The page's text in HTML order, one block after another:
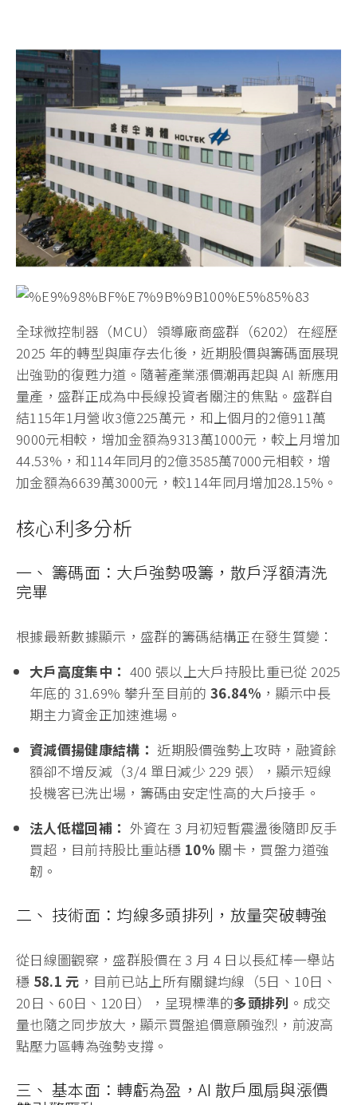
全球微控制器（MCU）領導廠商盛群（6202）在經歷
2025 年的轉型與庫存去化後，近期股價與籌碼面展現
出強勁的復甦力道。隨著產業漲價潮再起與 AI 新應用
量產，盛群正成為中長線投資者關注的焦點。盛群自
結115年1月營收3億225萬元，和上個月的2億911萬
9000元相較，增加金額為9313萬1000元，較上月增加
44.53%，和114年同月的2億3585萬7000元相較，增
加金額為6639萬3000元，較114年同月增加28.15%。
核心利多分析
一、 籌碼面：大戶強勢吸籌，散戶浮額清洗
完畢
根據最新數據顯示，盛群的籌碼結構正在發生質變：
大戶高度集中： 400 張以上大戶持股比重已從 2025
年底的 31.69% 攀升至目前的36.84% ，顯示中長
期主力資金正加速進場。
資減價揚健康結構： 近期股價強勢上攻時，融資餘
額卻不增反減（3/4 單日減少 229 張），顯示短線
投機客已洗出場，籌碼由安定性高的大戶接手。
法人低檔回補： 外資在 3 月初短暫震盪後隨即反手
買超，目前持股比重站穩 10% 關卡，買盤力道強
韌。
二、 技術面：均線多頭排列，放量突破轉強
從日線圖觀察，盛群股價在 3 月 4 日以長紅棒一舉站
穩 58.1 元 ，目前已站上所有關鍵均線（5日、10日、
20日、60日、120日），呈現標準的多頭排列 。成交
量也隨之同步放大，顯示買盤追價意願強烈，前波高
點壓力區轉為強勢支撐。
三、 基本面：轉虧為盈，AI 散戶風扇與漲價